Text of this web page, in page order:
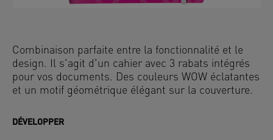
Combinaison parfaite entre la fonctionnalité et le
design. Il s'agit d'un cahier avec 3 rabats intégrés
pour vos documents. Des couleurs WOW éclatantes
et un motif géométrique élégant sur la couverture.
DÉVELOPPER